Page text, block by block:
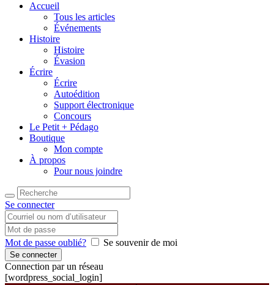
Accueil
Tous les articles
Événements
Histoire
Histoire
Évasion
Écrire
Écrire
Autoédition
Support électronique
Concours
Le Petit + Pédago
Boutique
Mon compte
À propos
Pour nous joindre
Se connecter
Mot de passe oublié? Se souvenir de moi
Connection par un réseau
[wordpress_social_login]